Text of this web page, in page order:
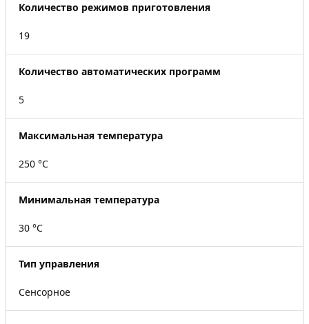
Количество режимов приготовления
19
Количество автоматических программ
5
Максимальная температура
250 °C
Минимальная температура
30 °C
Тип управления
Сенсорное